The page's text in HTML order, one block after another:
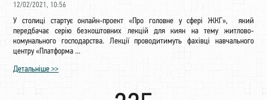
12/02/2021, 10:56
У столиці стартує онлайн-проект «Про головне у сфері ЖКГ», який
передбачає серію безкоштовних лекцій для киян на тему житлово-
комунального господарства. Лекції проводитимуть фахівці навчального
центру «Платформа ...
Детальніше >>